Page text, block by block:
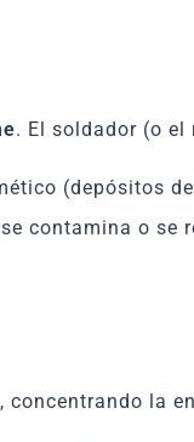
. El soldador (o
(depósitos
contamina o se
la